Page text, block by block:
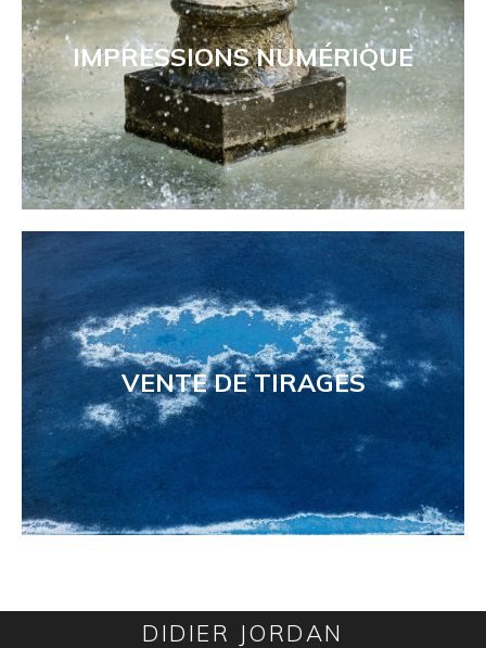
IMPRESSIONS NUMÉRIQUE
VENTE DE TIRAGES
DIDIER JORDAN